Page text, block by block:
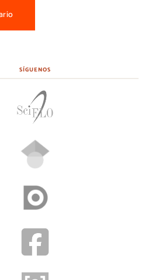
SÍGUENOS